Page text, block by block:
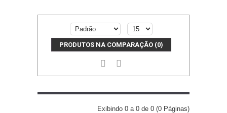
PRODUTOS NA COMPARAÇÃO (0)
Exibindo 0 a 0 de 0 (0 Páginas)